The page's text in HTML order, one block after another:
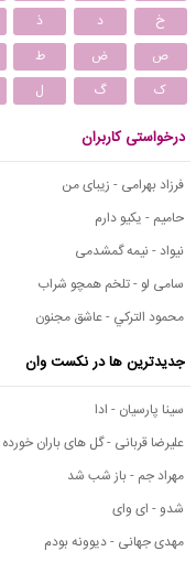
خ
د ذ
ص
ض ط
ک
گ ل
درخواستی کاربران
فرزاد بهرامی - زیبای من
حامیم - یکیو دارم
نیواد - نیمه گمشدمی
سامی لو - تلخم همچو شراب
محمود التركي - عاشق مجنون
جدیدترین ها در نکست وان
سینا پارسیان - ادا
علیرضا قربانی - گل های باران خورده
مهراد جم - باز شب شد
شدو - ای وای
مهدی جهانی - دیوونه بودم